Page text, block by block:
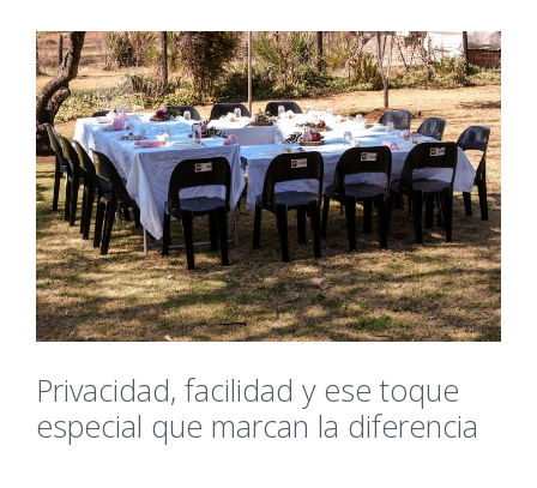
Privacidad, facilidad y ese toque
especial que marcan la diferencia